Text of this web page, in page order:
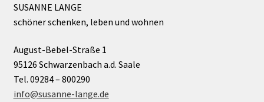
SUSANNE LANGE
schöner schenken, leben und wohnen
August-Bebel-Straße 1
95126 Schwarzenbach a.d. Saale
Tel. 09284 – 800290
info@susanne-lange.de